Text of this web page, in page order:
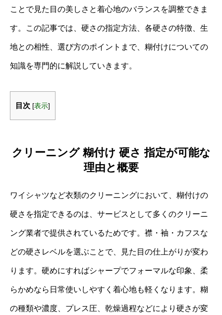
ことで見た目の美しさと着心地のバランスを調整できま
す。この記事では、硬さの指定方法、各硬さの特徴、生
地との相性、選び方のポイントまで、糊付けについての
知識を専門的に解説していきます。
目次 [表示]
クリーニング 糊付け 硬さ 指定が可能な
理由と概要
ワイシャツなど衣類のクリーニングにおいて、糊付けの
硬さを指定できるのは、サービスとして多くのクリーニ
ング業者で提供されているためです。襟・袖・カフスな
どの硬さレベルを選ぶことで、見た目の仕上がりが変わ
ります。硬めにすればシャープでフォーマルな印象、柔
らかめなら日常使いしやすく着心地も軽くなります。糊
の種類や濃度、プレス圧、乾燥過程などにより硬さが変